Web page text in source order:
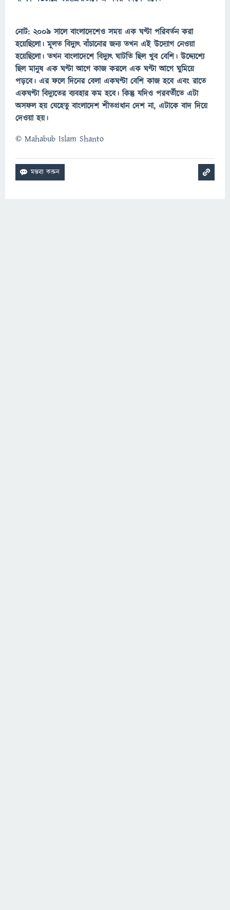
নোট: ২০০৯ সালে বাংলাদেশেও সময় এক ঘণ্টা পরিবর্তন করা
হয়েছিলো। মূলত বিদ্যুৎ বাঁচানোর জন্য তখন এই উদ্যোগ নেওয়া
হয়েছিলো। তখন বাংলাদেশে বিদ্যুৎ ঘাটতি ছিল খুব বেশি। উদ্দ্যেশ্যে
ছিল মানুষ এক ঘণ্টা আগে কাজ করলে এক ঘণ্টা আগে ঘুমিয়ে
পড়বে। এর ফলে দিনের বেলা একঘণ্টা বেশি কাজ হবে এবং রাতে
একঘণ্টা বিদ্যুতের ব্যবহার কম হবে। কিন্তু যদিও পরবর্তীতে এটা
অসফল হয় যেহেতু বাংলাদেশ শীতপ্রধান দেশ না, এটাকে বাদ দিয়ে
দেওয়া হয়।
© Mahabub Islam Shanto